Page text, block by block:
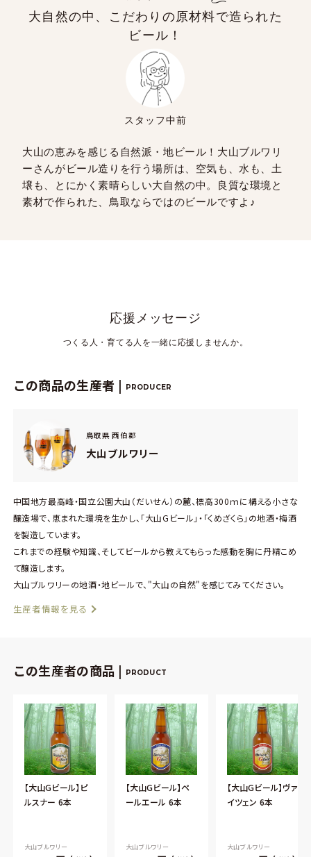
大自然の中、こだわりの原材料で造られた
ビール！
スタッフ中前
大山の恵みを感じる自然派・地ビール！大山ブルワリ
ーさんがビール造りを行う場所は、空気も、水も、土
壌も、とにかく素晴らしい大自然の中。良質な環境と
素材で作られた、鳥取ならではのビールですよ♪
応援メッセージ
つくる人・育てる人を一緒に応援しませんか。
この商品の生産者 | PRODUCER
鳥取県 西伯郡
大山ブルワリー
中国地方最高峰・国立公園大山（だいせん）の麓、標高300ｍに構える小さな
醸造場で、恵まれた環境を生かし、「大山Gビール」・「くめざくら」の地酒・梅酒
を製造しています。
これまでの経験や知識、そしてビールから教えてもらった感動を胸に丹精こめ
て醸造します。
大山ブルワリーの地酒・地ビールで、"大山の自然"を感じてみてください。
生産者情報を見る
この生産者の商品 | PRODUCT
【大山Gビール】ピ
ルスナー 6本
大山ブルワリー
【大山Gビール】ペ
ールエール 6本
大山ブルワリー
【大山Gビール】ヴァ
イツェン 6本
大山ブルワリー